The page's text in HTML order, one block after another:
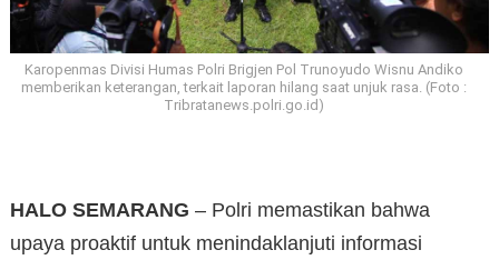
Karopenmas Divisi Humas Polri Brigjen Pol Trunoyudo Wisnu Andiko
memberikan keterangan, terkait laporan hilang saat unjuk rasa. (Foto :
Tribratanews.polri.go.id)
HALO SEMARANG – Polri memastikan bahwa
upaya proaktif untuk menindaklanjuti informasi